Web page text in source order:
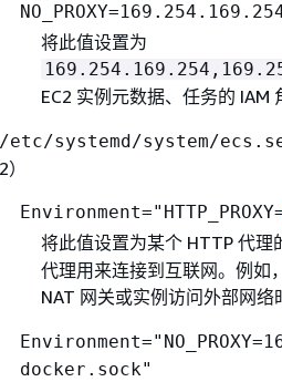
将此值设置为
EC2 实例元数据、任务的 IAM
/etc/systemd/system/
2）
将此值设置为某个 HTTP 代理
代理用来连接到互联网。例如
NAT 网关或实例访问外部网络
docker.sock"